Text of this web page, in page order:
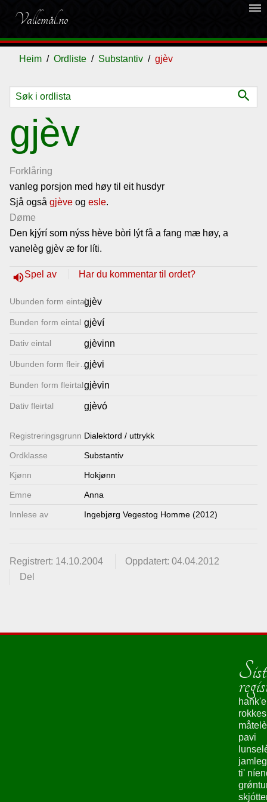
Vallemål.no
dehaze
Heim Ordliste Substantiv gjèv
search
gjèv
Forklåring
vanleg porsjon med høy til eit husdyr
Sjå også gjève og esle.
Døme
Den kjýrí som nýss hève bòri lýt få a fang mæ høy, a
vanelèg gjèv æ for líti.
volume_upSpel av Har du kommentar til ordet?
Ubunden form eintalgjèv
Bunden form eintal gjèví
Dativ eintal gjèvinn
Ubunden form fleirtal
gjèvi
Bunden form fleirtalgjèvin
Dativ fleirtal gjèvó
Registrerings­grunn Dialektord / uttrykk
Ordklasse Substantiv
Kjønn Hokjønn
Emne Anna
Innlese av Ingebjørg Vegestog Homme (2012)
Registrert: 14.10.2004
Oppdatert: 04.04.2012
Del
Ordliste
Om
vallemålet
Gjestebok
Nyhende
Lenkjer
Kontakt
oss
hank'e
pavi
ti'